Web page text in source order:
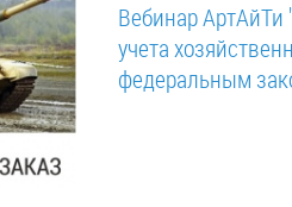
Вебинар АртАйТи
учета
федеральным